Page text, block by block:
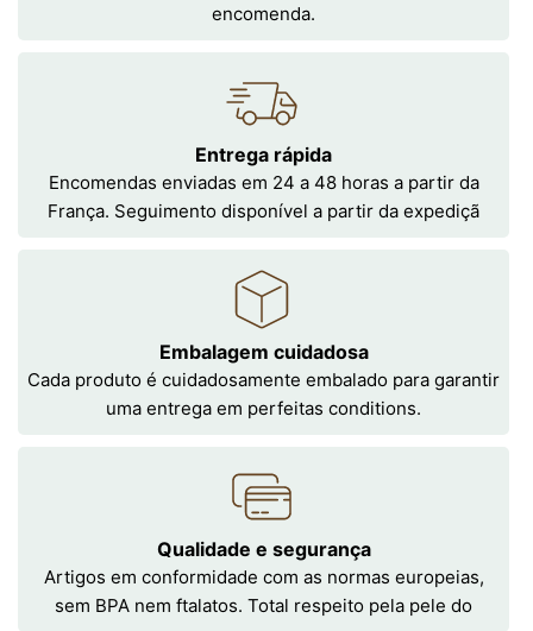
encomenda.
Entrega rápida
Encomendas enviadas em 24 a 48 horas a partir da
França. Seguimento disponível a partir da expediçã
Embalagem cuidadosa
Cada produto é cuidadosamente embalado para garantir
uma entrega em perfeitas conditions.
Qualidade e segurança
Artigos em conformidade com as normas europeias,
sem BPA nem ftalatos. Total respeito pela pele do